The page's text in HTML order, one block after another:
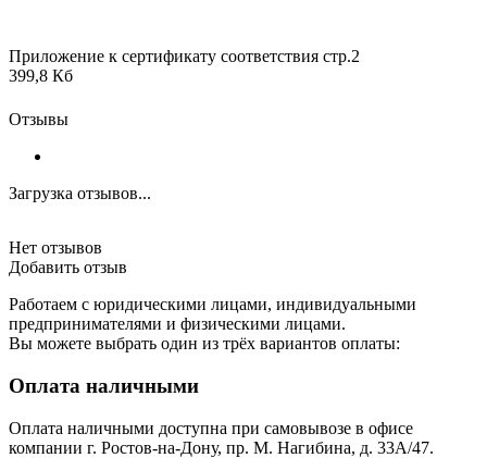
Приложение к сертификату соответствия стр.2
399,8 Кб
Отзывы
Загрузка отзывов...
Нет отзывов
Добавить отзыв
Работаем с юридическими лицами, индивидуальными
предпринимателями и физическими лицами.
Вы можете выбрать один из трёх вариантов оплаты:
Оплата наличными
Оплата наличными доступна при самовывозе в офисе
компании г. Ростов-на-Дону, пр. М. Нагибина, д. 33А/47.